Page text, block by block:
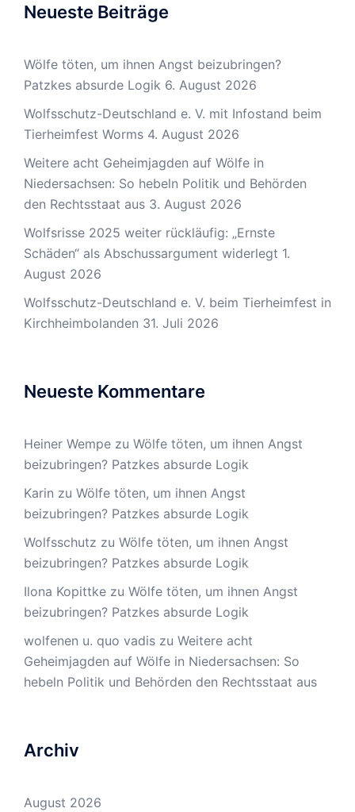
Neueste Beiträge
Wölfe töten, um ihnen Angst beizubringen?
Patzkes absurde Logik 6. August 2026
Wolfsschutz-Deutschland e. V. mit Infostand beim
Tierheimfest Worms 4. August 2026
Weitere acht Geheimjagden auf Wölfe in
Niedersachsen: So hebeln Politik und Behörden
den Rechtsstaat aus 3. August 2026
Wolfsrisse 2025 weiter rückläufig: „Ernste
Schäden“ als Abschussargument widerlegt 1.
August 2026
Wolfsschutz-Deutschland e. V. beim Tierheimfest in
Kirchheimbolanden 31. Juli 2026
Neueste Kommentare
Heiner Wempe zu Wölfe töten, um ihnen Angst
beizubringen? Patzkes absurde Logik
Karin zu Wölfe töten, um ihnen Angst
beizubringen? Patzkes absurde Logik
Wolfsschutz zu Wölfe töten, um ihnen Angst
beizubringen? Patzkes absurde Logik
Ilona Kopittke zu Wölfe töten, um ihnen Angst
beizubringen? Patzkes absurde Logik
wolfenen u. quo vadis zu Weitere acht
Geheimjagden auf Wölfe in Niedersachsen: So
hebeln Politik und Behörden den Rechtsstaat aus
Archiv
August 2026